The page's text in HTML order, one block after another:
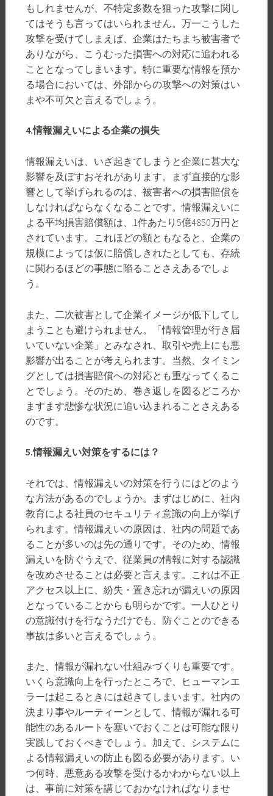
もしれませんが、不特定多数を狙った攻撃に関し
てはそうも言ってはいられません。万一こうした
攻撃を受けてしまえば、企業はたちまち被害者で
ありながら、こうむった損害への対応に追われる
こととなってしまいます。特に重要な情報を預か
る場合においては、外部からの攻撃への対策はい
まや不可欠と言えるでしょう。
4.情報漏えいによる企業の損失
情報漏えいは、いざ起きてしまうと企業に甚大な
影響を及ぼすおそれがあります。まず直接的な影
響として挙げられるのは、被害者への損害賠償を
しなければならなくなることです。情報漏えいに
よる平均損害賠償額は、1件あたり5億4850万円と
されています。これほどの額ともなると、企業の
規模によっては仮に賠償しきれたとしても、存続
に関わるほどの事態に陥ることさえあるでしょ
う。
また、二次被害として企業イメージが低下してし
まうことも避けられません。「情報管理が行き届
いていない企業」とみなされ、取引や売上にも悪
影響が出ることが考えられます。当然、タイミン
グとしては損害賠償への対応とも重なってくるこ
とでしょう。そのため、巻き返しを図るどころか
ますます悲惨な状況に追い込まれることさえある
のです。
5.情報漏えい対策をするには？
それでは、情報漏えいの対策を行うにはどのよう
な方法があるのでしょうか。まずはじめに、社内
教育による社員のセキュリティ意識の向上が挙げ
られます。情報漏えいの原因は、社内の問題であ
ることが多いのは先の通りです。そのため、情報
漏えいを防ぐうえで、従業員の情報に対する認識
を改めさせることは必要と言えます。これは不正
アクセス以上に、紛失・置き忘れが漏えいの原因
となっていることからも明らかです。一人ひとり
の意識付けを行なうだけでも、防ぐことのできる
事故は多いと言えるでしょう。
また、情報が漏れない仕組みづくりも重要です。
いくら意識向上を行ったところで、ヒューマンエ
ラーは起こるときには起きてしまいます。社内の
決まり事やルーティーンとして、情報が漏れる可
能性のあるルートを塞いでおくことは可能な限り
実践しておくべきでしょう。加えて、システムに
よる情報漏えいの防止も図る必要があります。い
つ何時、悪意ある攻撃を受けるかわからない以上
は、事前に対策を講じておかなければなりませ